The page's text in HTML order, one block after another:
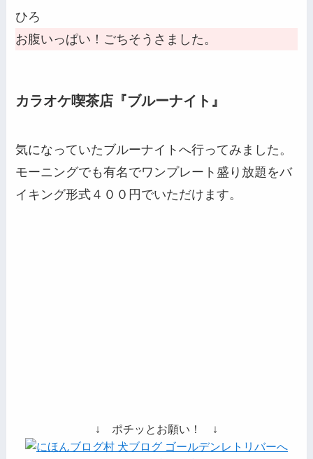
ひろ
お腹いっぱい！ごちそうさました。
カラオケ喫茶店『ブルーナイト』
気になっていたブルーナイトへ行ってみました。
モーニングでも有名でワンプレート盛り放題をバ
イキング形式４００円でいただけます。
↓ ポチッとお願い！ ↓